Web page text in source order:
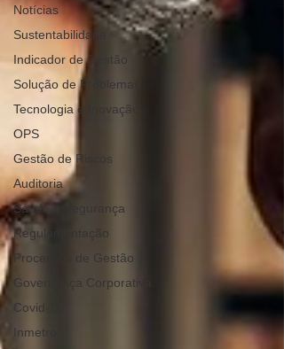
Notícias
Sustentabilidade
Indicador de Gestão
Solução de Problemas
Tecnologia e Inovação
OPS
Gestão de Riscos
Auditoria
Saúde e Segurança
Regulamentação
Processos de Gestão
Governança Corporativa
Covid-19
Inmetro